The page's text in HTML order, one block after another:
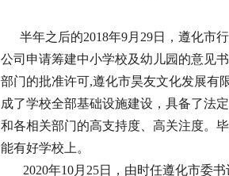
半年之后的2018年9月29日，遵化市
公司申请筹建中小学校及幼儿园的意见
部门的批准许可,遵化市昊友文化发展有
成了学校全部基础设施建设，具备了法
和各相关部门的高支持度、高关注度。
能有好学校上。
2020年10月25日，由时任遵化市委书